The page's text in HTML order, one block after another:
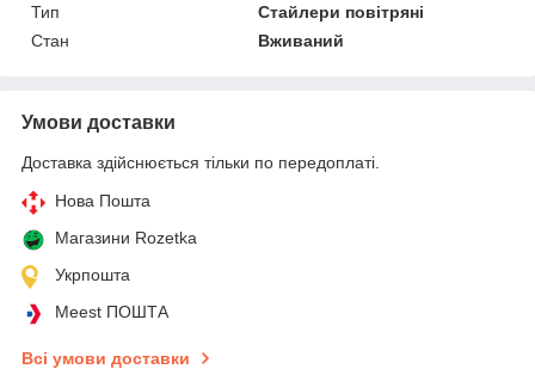
Тип
Стайлери повітряні
Стан
Вживаний
Умови доставки
Доставка здійснюється тільки по передоплаті.
Нова Пошта
Магазини Rozetka
Укрпошта
Meest ПОШТА
Всі умови доставки